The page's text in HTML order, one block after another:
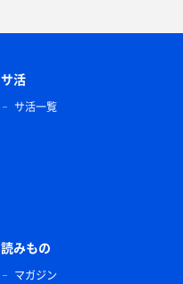
サ活
サ活一覧
読みもの
マガジン